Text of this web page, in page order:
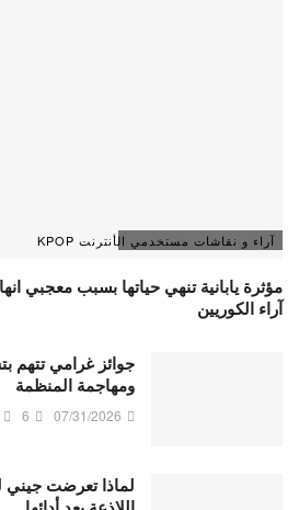
آراء و نقاشات مستخدمي الأنترنت KPOP
مؤثرة يابانية تنهي حياتها بسبب معجبي
آراء الكوريين
جوائز غرامي تتهم
ومهاجمة المنظمة
07/31/2026
6
لماذا تعرضت جيني